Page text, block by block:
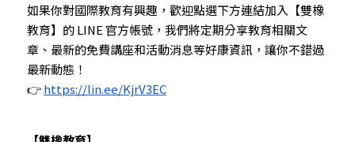
如果你對國際教育有興趣，歡迎點選下方連結加入【雙橡
教育】的 LINE 官方帳號，我們將定期分享教育相關文
章、最新的免費講座和活動消息等好康資訊，讓你不錯過
最新動態！
👉 https://lin.ee/KjrV3EC